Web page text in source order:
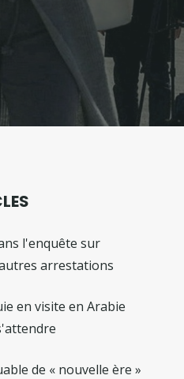
l'enquête sur
arrestations
en visite en Arabie
de « nouvelle ère »